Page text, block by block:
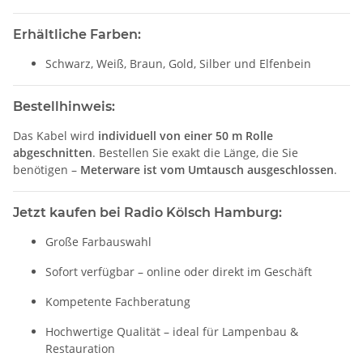
Erhältliche Farben:
Schwarz, Weiß, Braun, Gold, Silber und Elfenbein
Bestellhinweis:
Das Kabel wird individuell von einer 50 m Rolle
abgeschnitten. Bestellen Sie exakt die Länge, die Sie
benötigen – Meterware ist vom Umtausch ausgeschlossen.
Jetzt kaufen bei Radio Kölsch Hamburg:
Große Farbauswahl
Sofort verfügbar – online oder direkt im Geschäft
Kompetente Fachberatung
Hochwertige Qualität – ideal für Lampenbau &
Restauration